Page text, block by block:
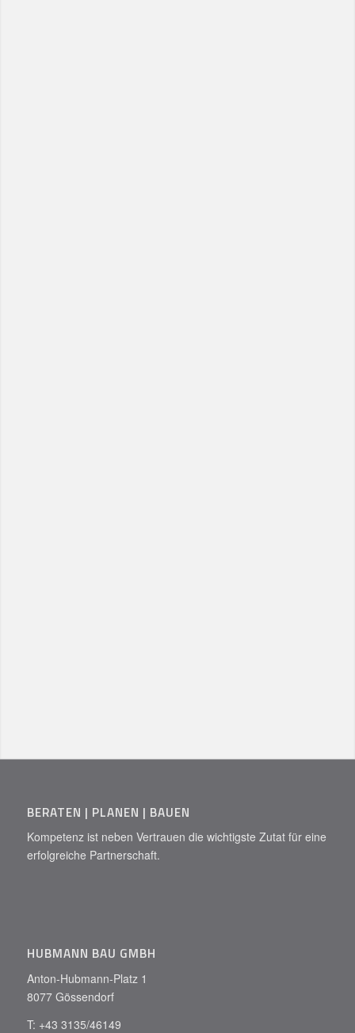
BERATEN | PLANEN | BAUEN
Kompetenz ist neben Vertrauen die wichtigste Zutat für eine
erfolgreiche Partnerschaft.
HUBMANN BAU GMBH
Anton-Hubmann-Platz 1
8077 Gössendorf
T: +43 3135/46149